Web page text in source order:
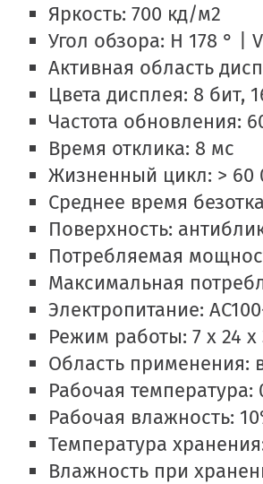
Яркость: 700 кд/м2
Угол обзора: H 178 ° |
Активная область
Цвета дисплея: 8 бит,
Частота обновления:
Время отклика: 8 мс
Жизненный цикл: > 60
Среднее время
Поверхность:
Потребляемая
Максимальная
Электропитание:
Режим работы: 7 x 24 x
Область применения:
Рабочая
Рабочая влажность:
Температура
Влажность при